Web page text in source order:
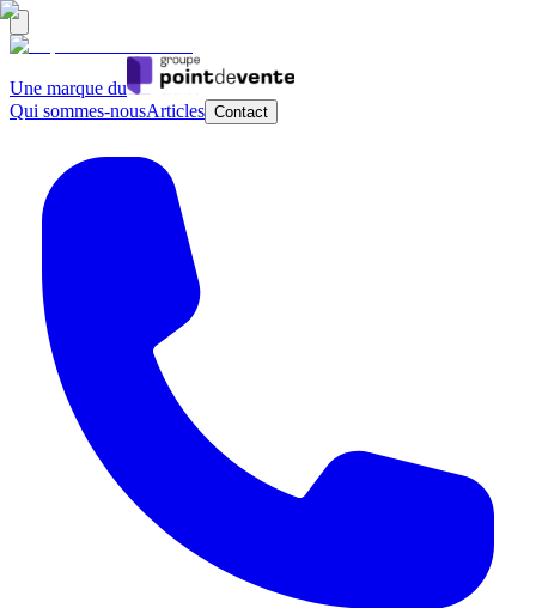
Une marque du
Qui sommes-nousArticles Contact